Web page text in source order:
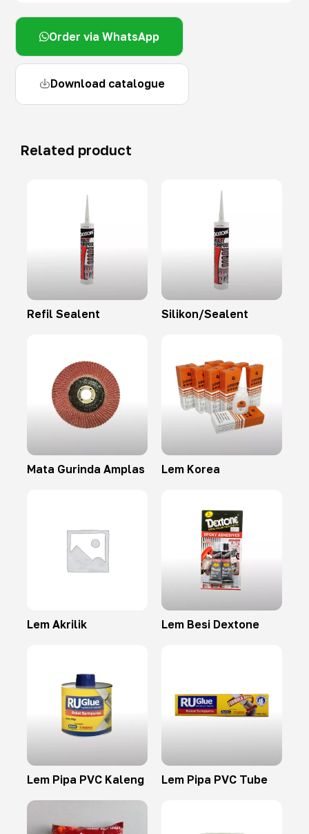
Order via WhatsApp
Download catalogue
Related product
Refil Sealent Silikon/Sealent
Mata Gurinda Amplas Lem Korea
Lem Akrilik Lem Besi Dextone
Lem Pipa PVC Kaleng Lem Pipa PVC Tube